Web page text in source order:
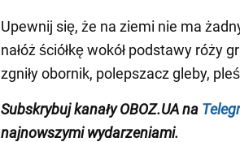
Upewnij się, że na ziemi nie ma
nałóż ściółkę wokół podstawy róży
zgniły obornik, polepszacz gleby,
SubskrybujkanałyOBOZ.UA na
najnowszymi wydarzeniami.